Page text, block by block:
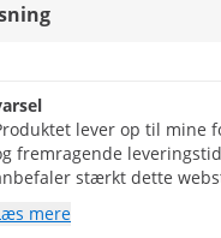
lever op til mine
fremragende
stærkt dette
bestille uden tøven.
mere